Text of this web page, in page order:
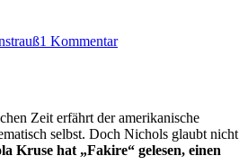
1 Kommentar650:
Wachsblumenstrauß
(Audio)
Zeit erfährt der amerikanische
selbst. Doch Nichols glaubt nicht
Kruse hat „Fakire“ gelesen, einen